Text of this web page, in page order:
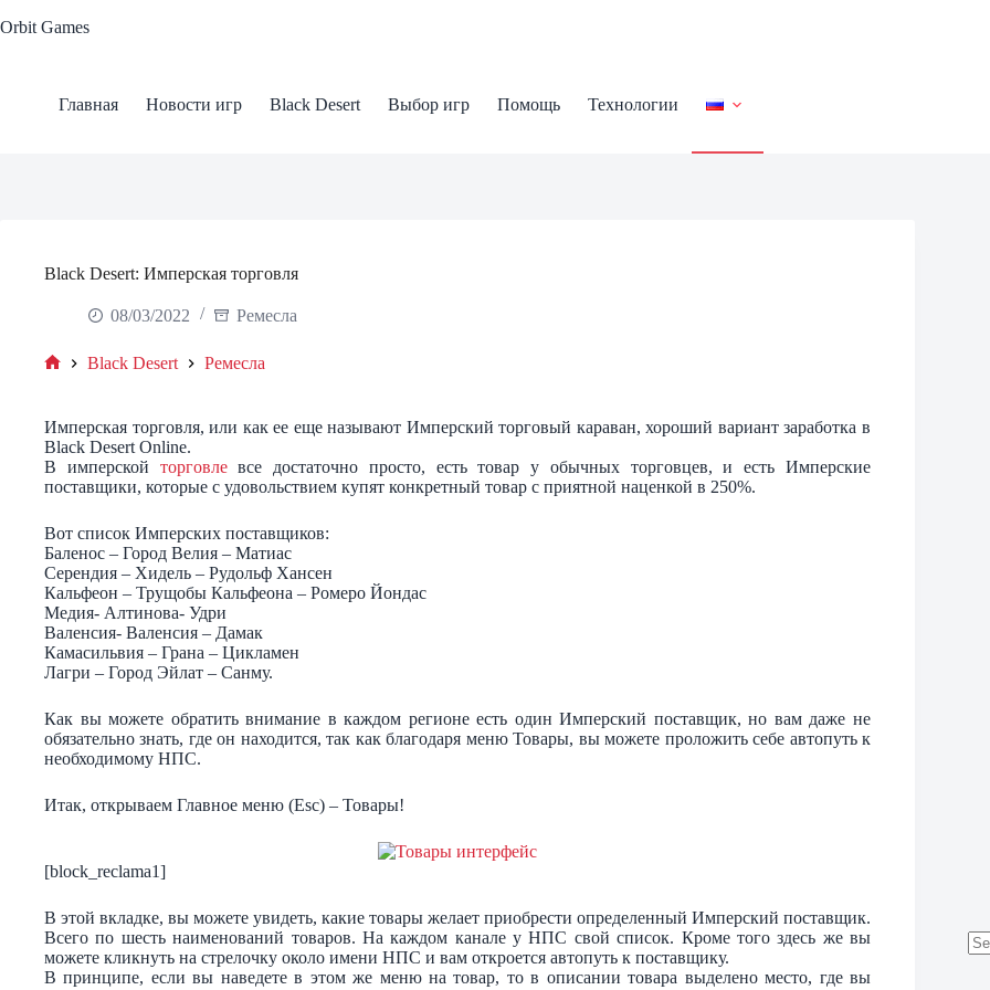
to
Orbit Games
Главная Новости игр Black Desert Выбор игр Помощь Технологии
Black Desert: Имперская торговля
08/03/2022 Ремесла
Black Desert Ремесла
Имперская торговля, или как ее еще называют Имперский торговый караван, хороший вариант заработка в
Black Desert Online.
В имперской торговлевсе достаточно просто, есть товар у обычных торговцев, и есть Имперские
поставщики, которые с удовольствием купят конкретный товар с приятной наценкой в 250%.
Вот список Имперских поставщиков:
Баленос – Город Велия – Матиас
Серендия – Хидель – Рудольф Хансен
Кальфеон – Трущобы Кальфеона – Ромеро Йондас
Медия- Алтинова- Удри
Валенсия- Валенсия – Дамак
Камасильвия – Грана – Цикламен
Лагри – Город Эйлат – Санму.
Как вы можете обратить внимание в каждом регионе есть один Имперский поставщик, но вам даже не
обязательно знать, где он находится, так как благодаря меню Товары, вы можете проложить себе автопуть к
необходимому НПС.
Итак, открываем Главное меню (Esc) – Товары!
[block_reclama1]
В этой вкладке, вы можете увидеть, какие товары желает приобрести определенный Имперский поставщик.
Всего по шесть наименований товаров. На каждом канале у НПС свой список. Кроме того здесь же вы
можете кликнуть на стрелочку около имени НПС и вам откроется автопуть к поставщику.
В принципе, если вы наведете в этом же меню на товар, то в описании товара выделено место, где вы